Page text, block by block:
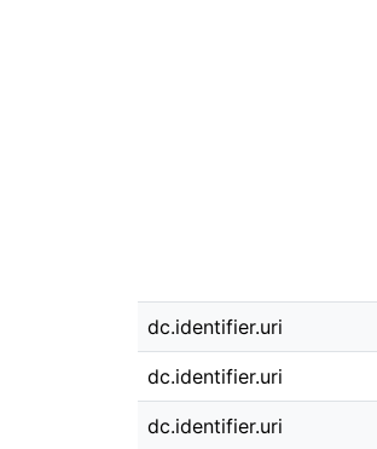
dc.identifier.uri
dc.identifier.uri
dc.identifier.uri